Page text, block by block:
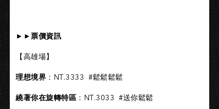
►►票價資訊​
【高雄場】​
理想境界 ：NT.3333 ​ #鬆鬆鬆鬆 ​
繞著你在旋轉特區 ：NT.3033 ​ #送你鬆鬆​